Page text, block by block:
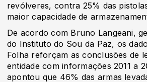
revólveres, contra 25% das
maior capacidade de
De acordo com Bruno Langeani,
do Instituto do Sou da Paz, os
Folha reforçam as conclusões de
entidade com informações 2011 a
apontou que 46% das armas